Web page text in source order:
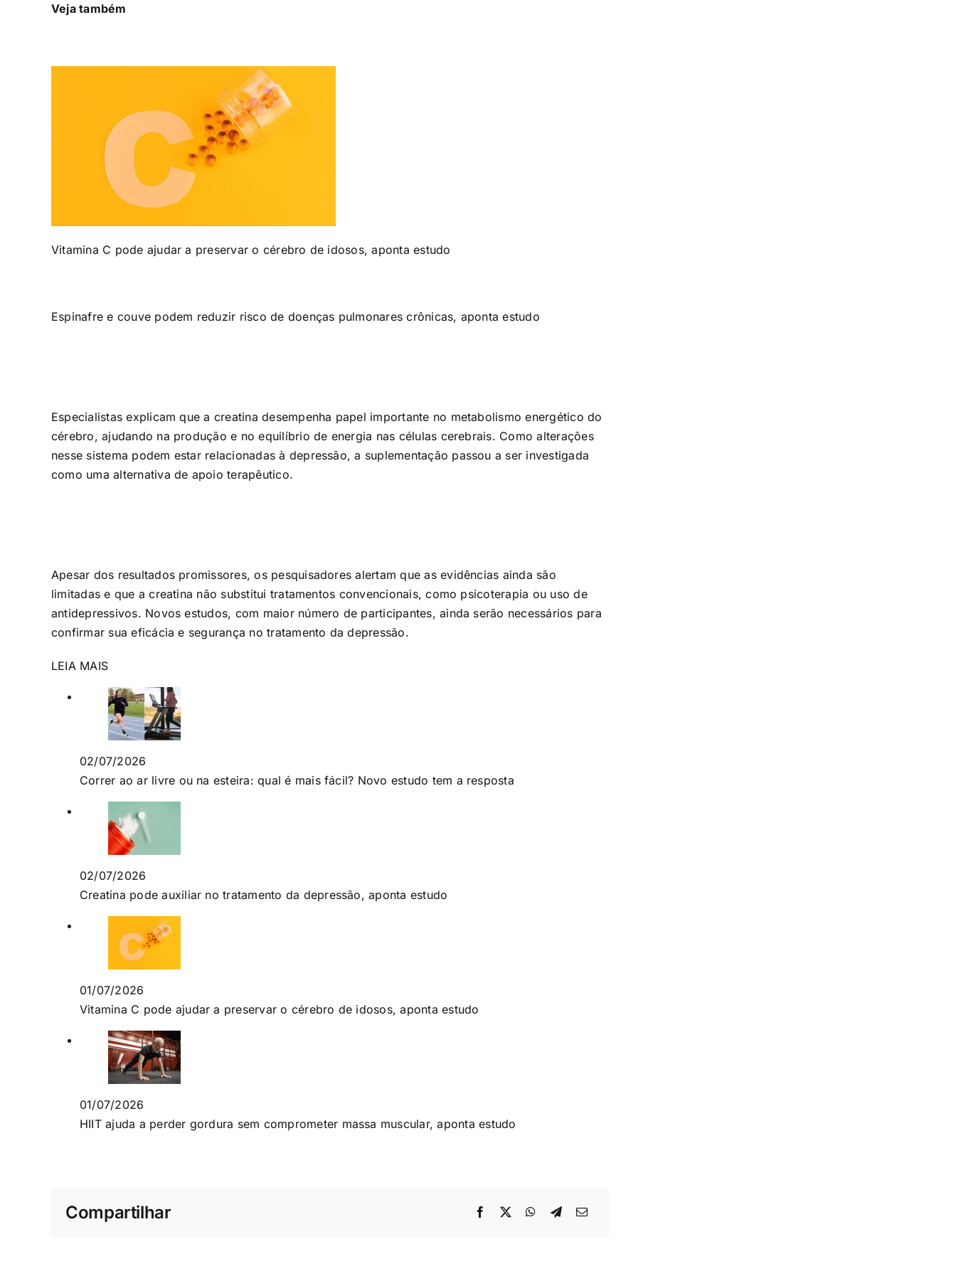
Veja também
Vitamina C pode ajudar a preservar o cérebro de idosos, aponta estudo
Espinafre e couve podem reduzir risco de doenças pulmonares crônicas, aponta estudo
Especialistas explicam que a creatina desempenha papel importante no metabolismo energético do
cérebro, ajudando na produção e no equilíbrio de energia nas células cerebrais. Como alterações
nesse sistema podem estar relacionadas à depressão, a suplementação passou a ser investigada
como uma alternativa de apoio terapêutico.
Apesar dos resultados promissores, os pesquisadores alertam que as evidências ainda são
limitadas e que a creatina não substitui tratamentos convencionais, como psicoterapia ou uso de
antidepressivos. Novos estudos, com maior número de participantes, ainda serão necessários para
confirmar sua eficácia e segurança no tratamento da depressão.
LEIA MAIS
02/07/2026
Correr ao ar livre ou na esteira: qual é mais fácil? Novo estudo tem a resposta
02/07/2026
Creatina pode auxiliar no tratamento da depressão, aponta estudo
01/07/2026
Vitamina C pode ajudar a preservar o cérebro de idosos, aponta estudo
01/07/2026
HIIT ajuda a perder gordura sem comprometer massa muscular, aponta estudo
Compartilhar